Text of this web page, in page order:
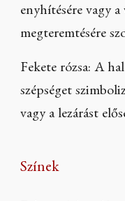
enyhítésére vagy
megteremtésére
Fekete rózsa: A
szépséget
vagy a lezárást
Színek